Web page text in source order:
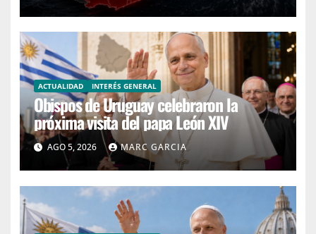
ACTUALIDAD INTERÉS GENERAL
Obispos de Uruguay celebraron la
próxima visita del papa León XIV
AGO 5, 2026 MARC GARCIA